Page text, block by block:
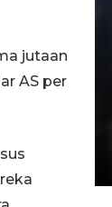
jutaan
AS per